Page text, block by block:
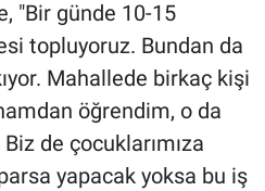
"Bir günde 10-15
topluyoruz. Bundan da
Mahallede birkaç kişi
öğrendim, o da
de çocuklarımıza
yapacak yoksa bu iş